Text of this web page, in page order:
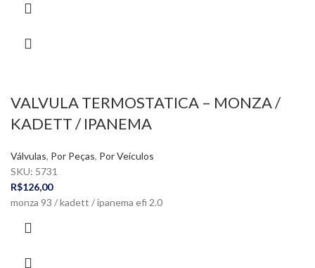
VALVULA TERMOSTATICA – MONZA /
KADETT / IPANEMA
Válvulas, Por Peças, Por Veículos
SKU: 5731
R$126,00
monza 93 / kadett / ipanema efi 2.0